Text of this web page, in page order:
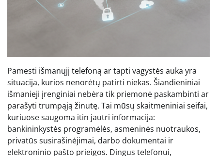
Pamesti išmanųjį telefoną ar tapti vagystės auka yra
situacija, kurios nenorėtų patirti niekas. Šiandieniniai
išmanieji įrenginiai nebėra tik priemonė paskambinti ar
parašyti trumpąją žinutę. Tai mūsų skaitmeniniai seifai,
kuriuose saugoma itin jautri informacija:
bankininkystės programėlės, asmeninės nuotraukos,
privatūs susirašinėjimai, darbo dokumentai ir
elektroninio pašto prieigos. Dingus telefonui,